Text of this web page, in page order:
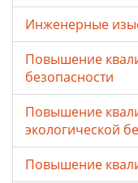
Инженерные
Повышение
безопасности
Повышение
экологической
Повышение